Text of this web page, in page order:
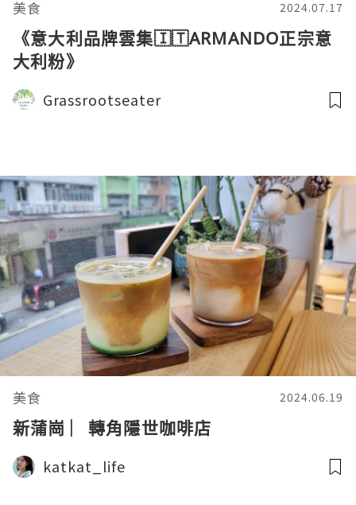
美食 2024.07.17
《意大利品牌雲集🇮🇹ARMANDO正宗意
大利粉》
Grassrootseater
美食 2024.06.19
新蒲崗 ︳轉角隱世咖啡店
katkat_life